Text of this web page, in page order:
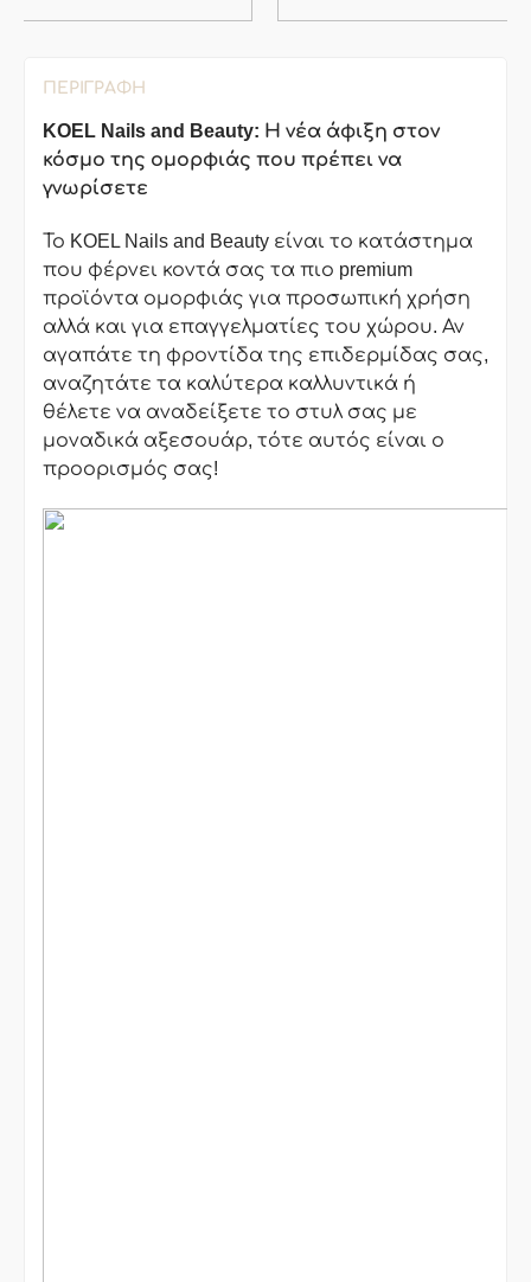
ΠΕΡΙΓΡΑΦΉ
KOEL Nails and Beauty: Η νέα άφιξη στον
κόσμο της ομορφιάς που πρέπει να
γνωρίσετε
Το KOEL Nails and Beauty είναι το κατάστημα
που φέρνει κοντά σας τα πιο premium
προϊόντα ομορφιάς για προσωπική χρήση
αλλά και για επαγγελματίες του χώρου. Αν
αγαπάτε τη φροντίδα της επιδερμίδας σας,
αναζητάτε τα καλύτερα καλλυντικά ή
θέλετε να αναδείξετε το στυλ σας με
μοναδικά αξεσουάρ, τότε αυτός είναι ο
προορισμός σας!